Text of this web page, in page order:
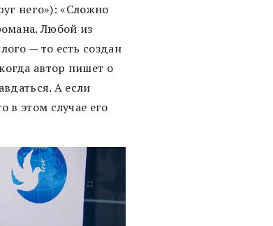
него»): «Сложно
Любой из
— то есть создан
автор пишет о
А если
в этом случае его